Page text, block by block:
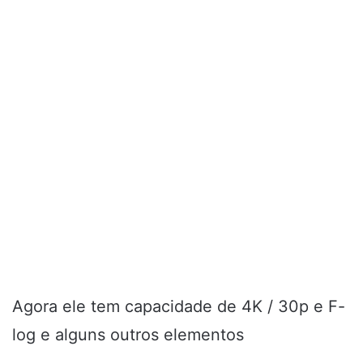
Agora ele tem capacidade de 4K / 30p e F-
log e alguns outros elementos